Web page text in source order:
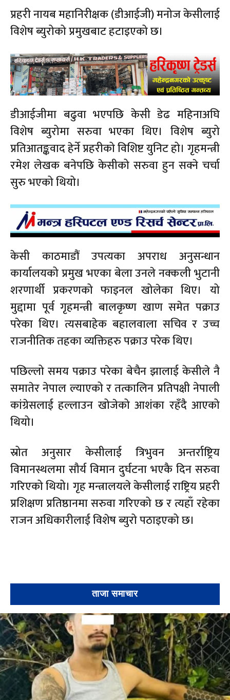
प्रहरी नायब महानिरीक्षक (डीआईजी) मनोज केसीलाई
विशेष ब्युरोको प्रमुखबाट हटाइएको छ।
डीआईजीमा बढुवा भएपछि केसी डेढ महिनाअघि
विशेष ब्युरोमा सरुवा भएका थिए। विशेष ब्युरो
प्रतिआतङ्कवाद हेर्ने प्रहरीको विशिष्ट युनिट हो। गृहमन्त्री
रमेश लेखक बनेपछि केसीको सरुवा हुन सक्ने चर्चा
सुरु भएको थियो।
केसी काठमाडौं उपत्यका अपराध अनुसन्धान
कार्यालयको प्रमुख भएका बेला उनले नक्कली भुटानी
शरणार्थी प्रकरणको फाइनल खोलेका थिए। यो
मुद्दामा पूर्व गृहमन्त्री बालकृष्ण खाण समेत पक्राउ
परेका थिए। त्यसबाहेक बहालवाला सचिव र उच्च
राजनीतिक तहका व्यक्तिहरु पक्राउ परेक थिए।
पछिल्लो समय पक्राउ परेका बेचैन झालाई केसीले नै
समातेर नेपाल ल्याएको र तत्कालिन प्रतिपक्षी नेपाली
कांग्रेसलाई हल्लाउन खोजेको आशंका रहँदै आएको
थियो।
स्रोत अनुसार केसीलाई त्रिभुवन अन्तर्राष्ट्रिय
विमानस्थलमा सौर्य विमान दुर्घटना भएकै दिन सरुवा
गरिएको थियो। गृह मन्त्रालयले केसीलाई राष्ट्रिय प्रहरी
प्रशिक्षण प्रतिष्ठानमा सरुवा गरिएको छ र त्यहाँ रहेका
राजन अधिकारीलाई विशेष ब्युरो पठाइएको छ।
ताजा समाचार